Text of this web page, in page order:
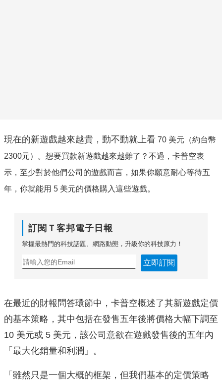
現在的新遊戲越來越貴，動不動就上看 70 美元（約台幣
2300元）。想要買款新遊戲越來越難了？不過， 卡普空表
示，至少對於他們公司的遊戲而言，如果你願意耐心等待五
年，你就能用 5 美元的價格購入這些遊戲。
訂閱Ｔ客邦電子日報
掌握最熱門的科技話題、網路動態，升級你的科技原力！
立即訂閱
在最近的財報問答環節中，卡普空概述了其新遊戲定價
的基本策略，其中包括在發售五年後將價格大幅下調至
10 美元或 5 美元，該公司意欲在遊戲發售後的五年內
「最大化銷量和利潤」。
「雖然只是一個大概的框架，但我們基本的定價策略